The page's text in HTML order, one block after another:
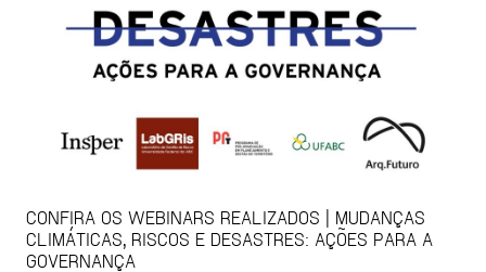
CONFIRA OS WEBINARS REALIZADOS | MUDANÇAS
CLIMÁTICAS, RISCOS E DESASTRES: AÇÕES PARA A
GOVERNANÇA